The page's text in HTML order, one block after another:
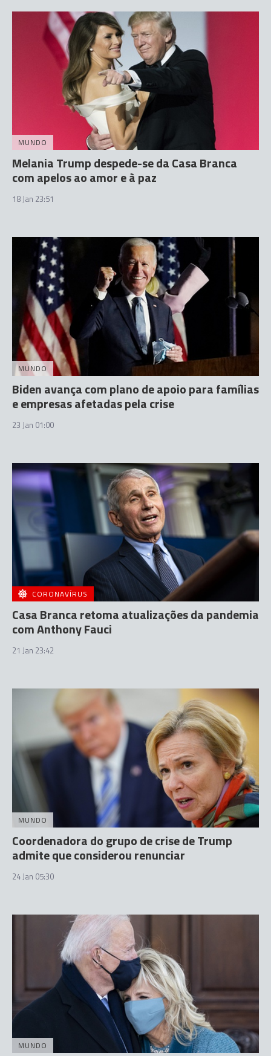
MUNDO
Melania Trump despede-se da Casa Branca
com apelos ao amor e à paz
18 Jan 23:51
MUNDO
Biden avança com plano de apoio para famílias
e empresas afetadas pela crise
23 Jan 01:00
CORONAVÍRUS
Casa Branca retoma atualizações da pandemia
com Anthony Fauci
21 Jan 23:42
MUNDO
Coordenadora do grupo de crise de Trump
admite que considerou renunciar
24 Jan 05:30
MUNDO